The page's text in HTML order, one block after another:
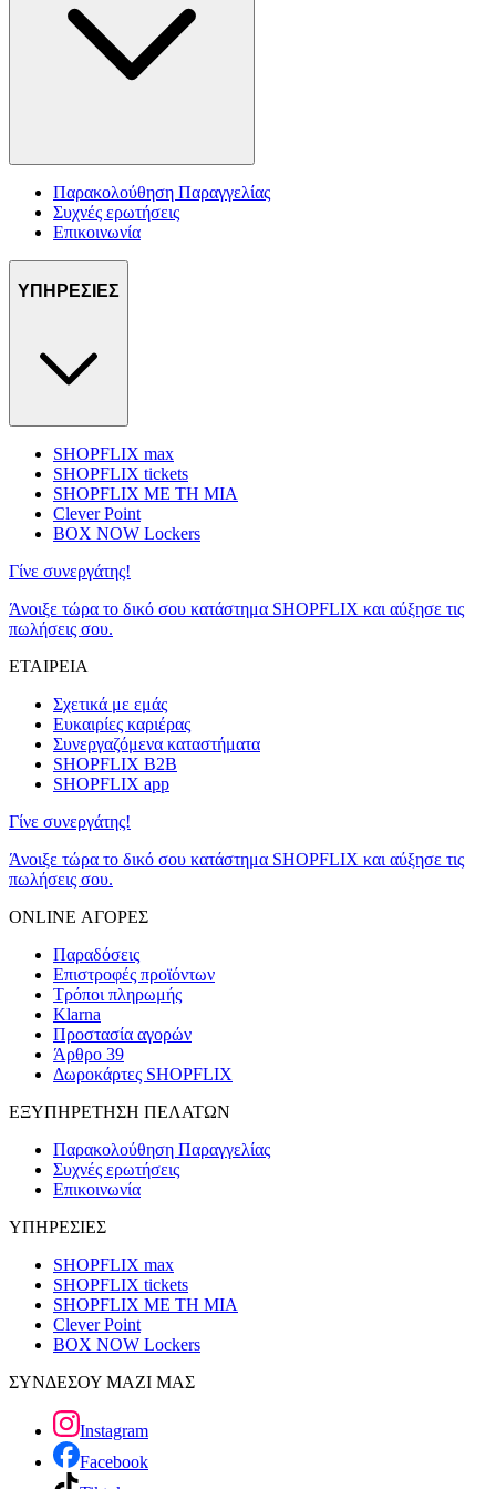
Παρακολούθηση Παραγγελίας
Συχνές ερωτήσεις
Επικοινωνία
ΥΠΗΡΕΣΙΕΣ
SHOPFLIX max
SHOPFLIX tickets
SHOPFLIX ΜΕ ΤΗ ΜΙΑ
Clever Point
BOX NOW Lockers
Γίνε συνεργάτης!
Άνοιξε τώρα το δικό σου κατάστημα SHOPFLIX και αύξησε τις
πωλήσεις σου.
ΕΤΑΙΡΕΙΑ
Σχετικά με εμάς
Ευκαιρίες καριέρας
Συνεργαζόμενα καταστήματα
SHOPFLIX B2B
SHOPFLIX app
Γίνε συνεργάτης!
Άνοιξε τώρα το δικό σου κατάστημα SHOPFLIX και αύξησε τις
πωλήσεις σου.
ONLINE ΑΓΟΡΕΣ
Παραδόσεις
Επιστροφές προϊόντων
Τρόποι πληρωμής
Klarna
Προστασία αγορών
Άρθρο 39
Δωροκάρτες SHOPFLIX
ΕΞΥΠΗΡΕΤΗΣΗ ΠΕΛΑΤΩΝ
Παρακολούθηση Παραγγελίας
Συχνές ερωτήσεις
Επικοινωνία
ΥΠΗΡΕΣΙΕΣ
SHOPFLIX max
SHOPFLIX tickets
SHOPFLIX ΜΕ ΤΗ ΜΙΑ
Clever Point
BOX NOW Lockers
ΣΥΝΔΕΣΟΥ ΜΑΖΙ ΜΑΣ
Instagram
Facebook